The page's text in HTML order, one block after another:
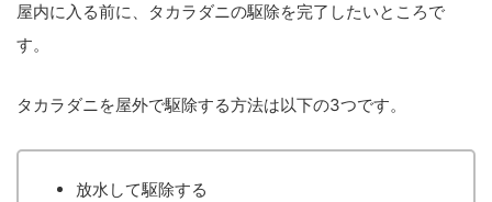
屋内に入る前に、タカラダニの駆除を完了したいところで
す。
タカラダニを屋外で駆除する方法は以下の3つです。
放水して駆除する